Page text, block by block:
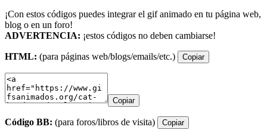
¡Con estos códigos puedes integrar el gif animado en tu página web,
blog o en un foro!
ADVERTENCIA: ¡estos códigos no deben cambiarse!
HTML: (para páginas web/blogs/emails/etc.) Copiar
Copiar
Código BB: (para foros/libros de visita) Copiar